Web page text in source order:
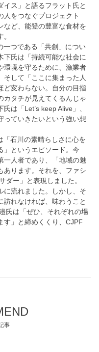
イス」と語るフラット氏と
人をつなぐプロジェクト
など、能登の豊富な食材を
一つである「共創」につい
下氏は「持続可能な社会に
環境を守るために、漁業者
そして「ここに集まった人
ど変わらない。自分の目指
カタチが見えてくるんじゃ
は「Let’s keep Alive」、
っていきたいという強い想
「石川の素晴らしさに心を
」というエピソード。今
一人者であり、「地域の魅
あります。それを、ファシ
ダー」と表現しました。
に流れました。しかし、そ
れなければ、味わうこと
氏は「ぜひ、それぞれの場
す」と締めくくり、CJPF
事